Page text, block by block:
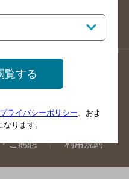
情報更新方法のご案内
グイン
ご感想 利用規約
覧する
プライバシーポリシー 、およ
ります。